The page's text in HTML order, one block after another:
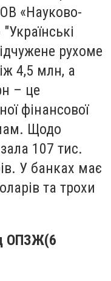
«Науково-
рухоме
4,5 млн, а
– це
фінансової
Щодо
107 тис.
У банках має
та трохи
ОПЗЖ(6